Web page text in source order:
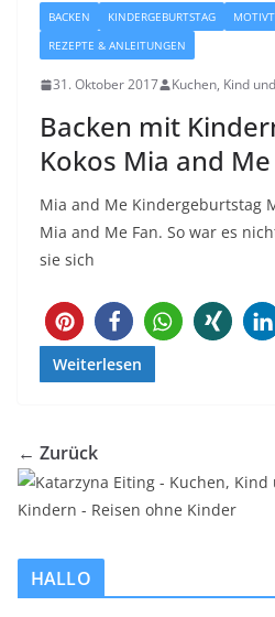
BACKEN KINDERGEBURTSTAG
REZEPTE & ANLEITUNGEN
31. Oktober 2017 Kuchen, Kind
Backen mit
Kokos Mia and
Mia and Me Kindergeburtstag
Mia and Me Fan. So war es
sie sich
169
Weiterlesen
← Zurück
HALLO